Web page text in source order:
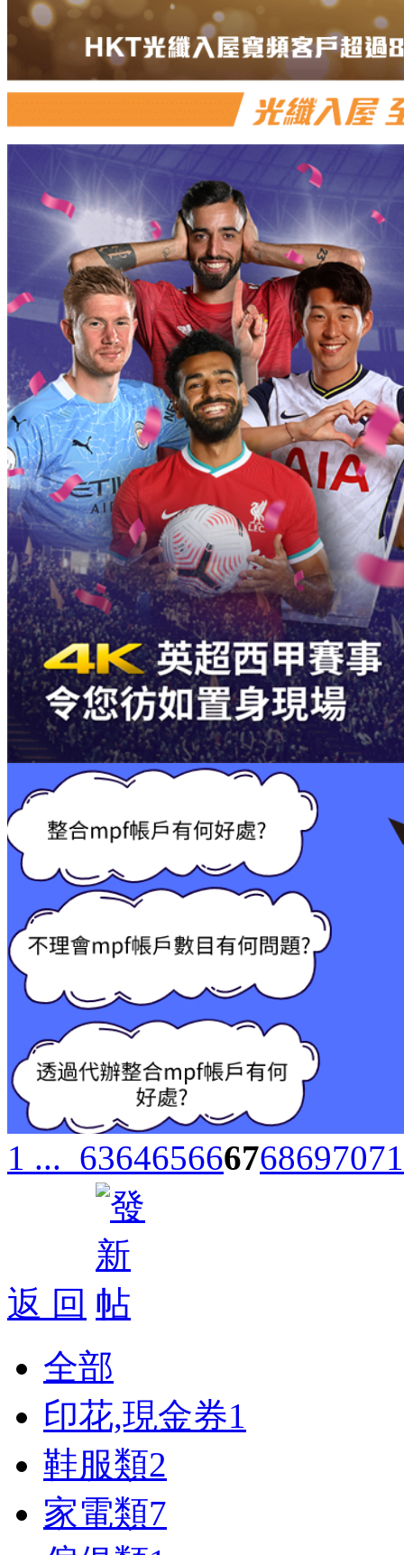
1 ... 636465666768697071
返 回
全部
印花,現金券1
鞋服類2
家電類7